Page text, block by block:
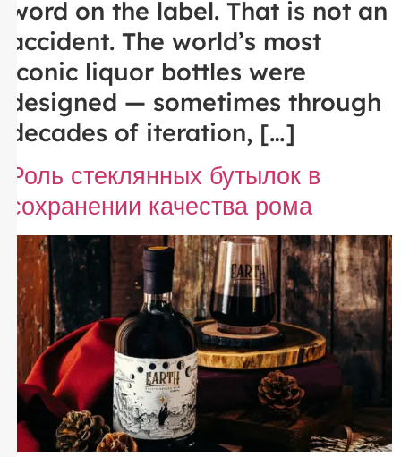
word on the label. That is not an
accident. The world’s most
iconic liquor bottles were
designed — sometimes through
decades of iteration, […]
Роль стеклянных бутылок в
сохранении качества рома